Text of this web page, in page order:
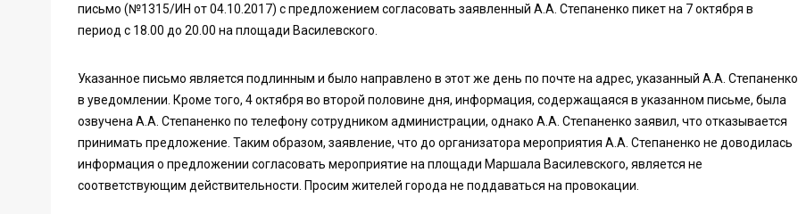
письмо (№1315/ИН от 04.10.2017) с предложением согласовать заявленный А.А. Степаненко пикет на 7 октября в
период с 18.00 до 20.00 на площади Василевского.
Указанное письмо является подлинным и было направлено в этот же день по почте на адрес, указанный А.А. Степаненко
в уведомлении. Кроме того, 4 октября во второй половине дня, информация, содержащаяся в указанном письме, была
озвучена А.А. Степаненко по телефону сотрудником администрации, однако А.А. Степаненко заявил, что отказывается
принимать предложение. Таким образом, заявление, что до организатора мероприятия А.А. Степаненко не доводилась
информация о предложении согласовать мероприятие на площади Маршала Василевского, является не
соответствующим действительности. Просим жителей города не поддаваться на провокации.